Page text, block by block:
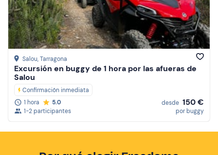
Salou, Tarragona
Excursión en buggy de 1 hora por las afueras de
Salou
Confirmación inmediata
1 hora
5.0
1-2 participantes
desde 150 €
por buggy